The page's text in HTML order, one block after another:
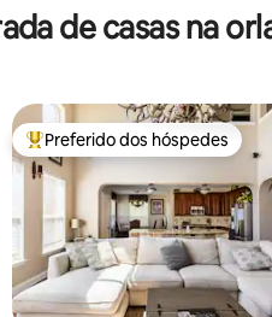
de casas na
Entre os melhores preferidos
Preferido dos hóspedes